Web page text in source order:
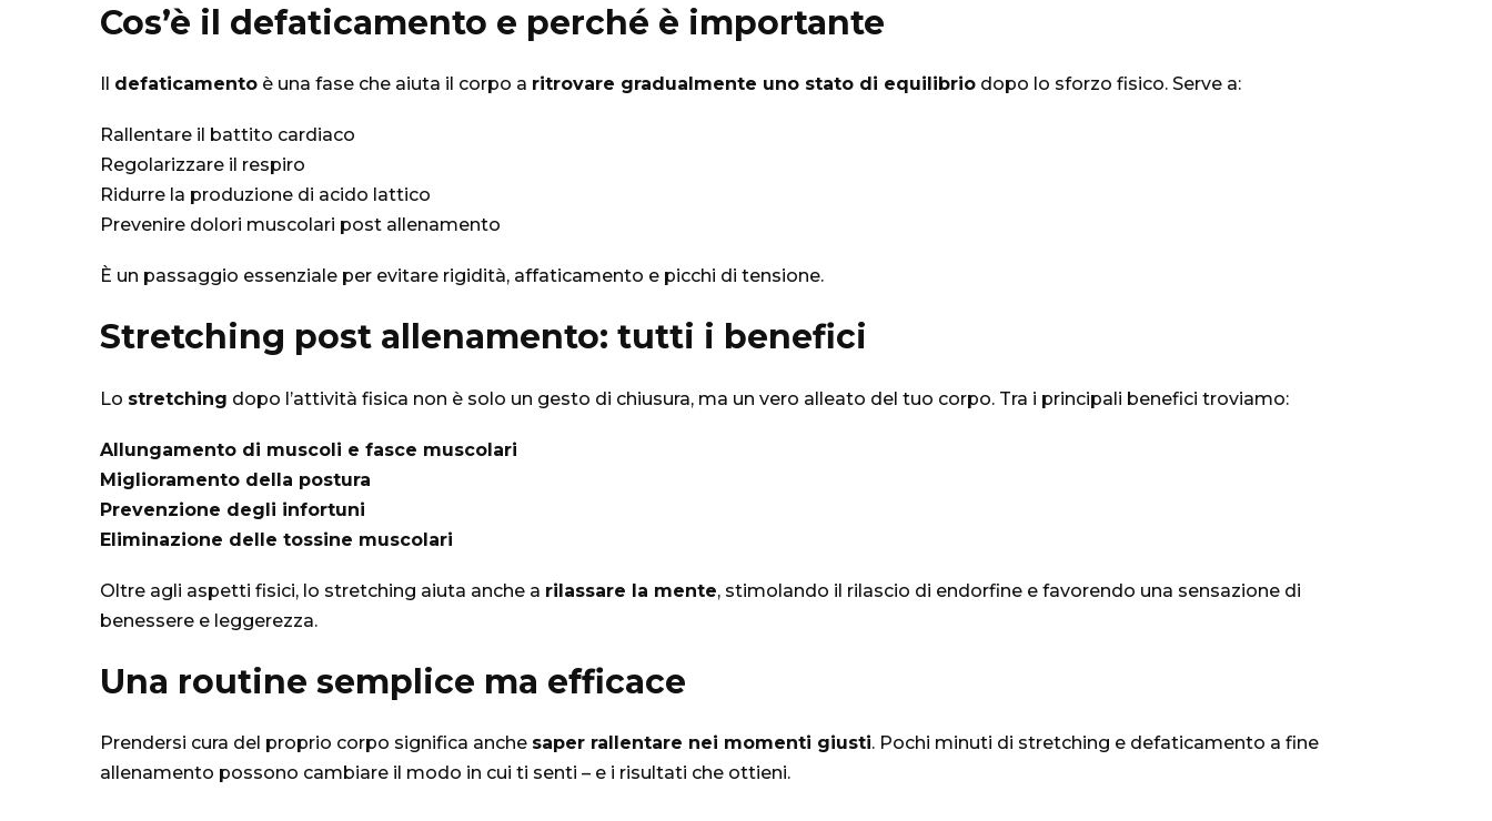
Cos’è il defaticamento e perché è importante
Il defaticamento è una fase che aiuta il corpo a ritrovare gradualmente uno stato di equilibrio dopo lo sforzo fisico. Serve a:
Rallentare il battito cardiaco
Regolarizzare il respiro
Ridurre la produzione di acido lattico
Prevenire dolori muscolari post allenamento
È un passaggio essenziale per evitare rigidità, affaticamento e picchi di tensione.
Stretching post allenamento: tutti i benefici
Lo stretching dopo l’attività fisica non è solo un gesto di chiusura, ma un vero alleato del tuo corpo. Tra i principali benefici troviamo:
Allungamento di muscoli e fasce muscolari
Miglioramento della postura
Prevenzione degli infortuni
Eliminazione delle tossine muscolari
Oltre agli aspetti fisici, lo stretching aiuta anche a rilassare la mente, stimolando il rilascio di endorfine e favorendo una sensazione di
benessere e leggerezza.
Una routine semplice ma efficace
Prendersi cura del proprio corpo significa anche saper rallentare nei momenti giusti. Pochi minuti di stretching e defaticamento a fine
allenamento possono cambiare il modo in cui ti senti – e i risultati che ottieni.